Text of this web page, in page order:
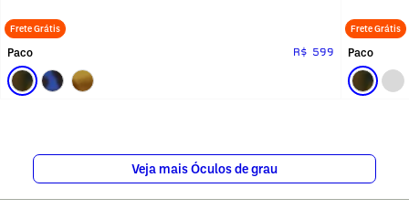
Frete Grátis
Paco R$ 599
Frete Grátis
Paco
Veja mais Óculos de grau